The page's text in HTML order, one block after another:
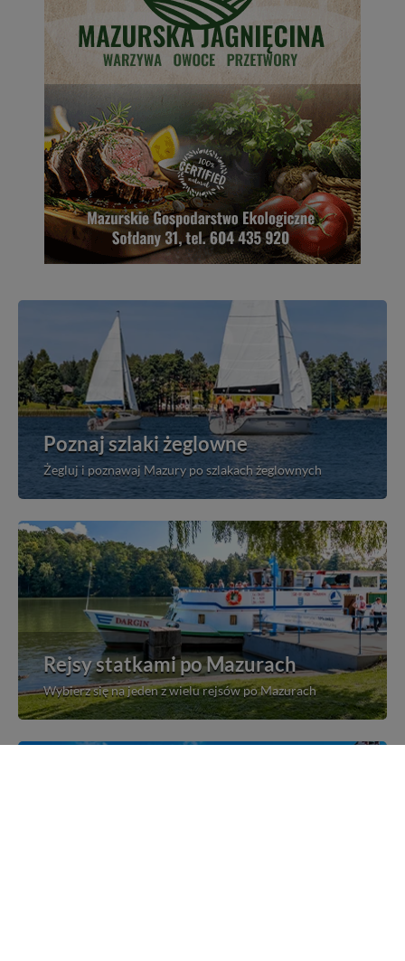
Poznaj szlaki żeglowne
Żegluj i poznawaj Mazury po szlakach żeglownych
Rejsy statkami po Mazurach
Wybierz się na jeden z wielu rejsów po Mazurach